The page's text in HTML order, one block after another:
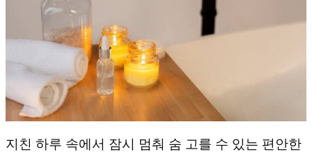
지친 하루 속에서 잠시 멈춰 숨 고를 수 있는 편안한